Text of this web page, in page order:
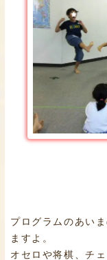
プログラムのあい
ますよ。
オセロや将棋、チェ